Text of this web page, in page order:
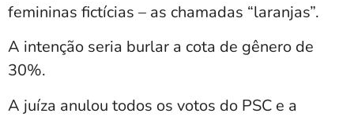
femininas fictícias – as chamadas “laranjas”.
A intenção seria burlar a cota de gênero de
30%.
A juíza anulou todos os votos do PSC e a